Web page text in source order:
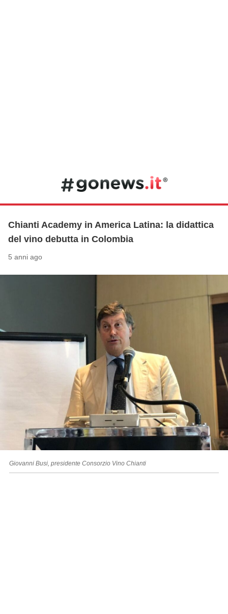
Chianti Academy in America Latina: la didattica
del vino debutta in Colombia
5 anni ago
Giovanni Busi, presidente Consorzio Vino Chianti